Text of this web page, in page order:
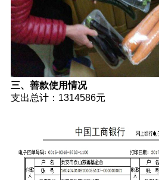
三、善款使用情况
支出总计：1314586元